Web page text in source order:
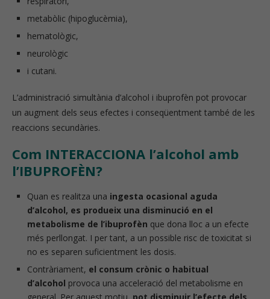
metabòlic (hipoglucèmia),
hematològic,
neurològic
i cutani.
L’administració simultània d’alcohol i ibuprofèn pot provocar
un augment dels seus efectes i conseqüentment també de les
reaccions secundàries.
Com INTERACCIONA l’alcohol amb
l’IBUPROFÈN?
Quan es realitza una ingesta ocasional aguda
d’alcohol, es produeix una disminució en el
metabolisme de l’ibuprofèn que dona lloc a un efecte
més perllongat. I per tant, a un possible risc de toxicitat si
no es separen suficientment les dosis.
Contràriament, el consum crònic o habitual
d’alcohol provoca una acceleració del metabolisme en